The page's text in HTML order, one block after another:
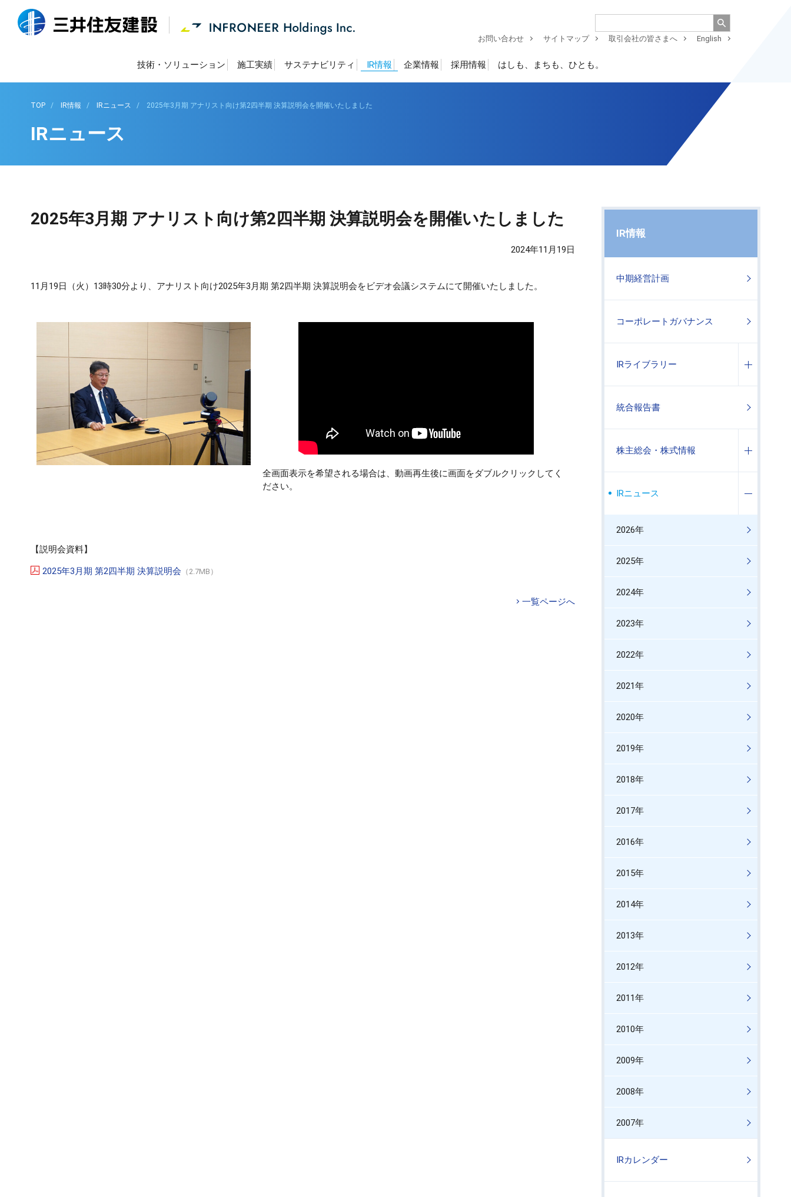
お問い合わせ サイトマップ 取引会社の皆さまへ English
技術・ソリューション 施工実績 サステナビリティ IR情報 企業情報 採用情報 はしも、まちも、ひとも。
TOP IR情報 IRニュース 2025年3月期 アナリスト向け第2四半期 決算説明会を開催いたしました
IRニュース
2025年3月期 アナリスト向け第2四半期 決算説明会を開催いたしました
2024年11月19日
11月19日（火）13時30分より、アナリスト向け2025年3月期 第2四半期 決算説明会をビデオ会議システムにて開催いたしました。
全画面表示を希望される場合は、動画再生後に画面をダブルクリックしてく
ださい。
【説明会資料】
2025年3月期 第2四半期 決算説明会 （2.7MB）
一覧ページへ
IR情報
中期経営計画
コーポレートガバナンス
IRライブラリー
統合報告書
株主総会・株式情報
IRニュース
2026年
2025年
2024年
2023年
2022年
2021年
2020年
2019年
2018年
2017年
2016年
2015年
2014年
2013年
2012年
2011年
2010年
2009年
2008年
2007年
IRカレンダー